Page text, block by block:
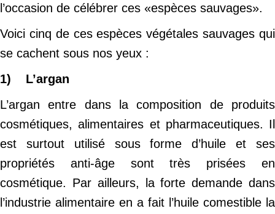
l’occasion de célébrer ces «espèces sauvages».
Voici cinq de ces espèces végétales sauvages qui
se cachent sous nos yeux :
1) L’argan
L’argan entre dans la composition de produits
cosmétiques, alimentaires et pharmaceutiques. Il
est surtout utilisé sous forme d’huile et ses
propriétés anti-âge sont très prisées en
cosmétique. Par ailleurs, la forte demande dans
l’industrie alimentaire en a fait l’huile comestible la